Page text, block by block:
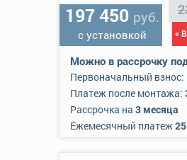
197 450 руб.
с установкой «
Можно в рассрочку
Первоначальный взнос:
Платеж после монтажа:
Рассрочка на 3 месяца
Ежемесячный платеж